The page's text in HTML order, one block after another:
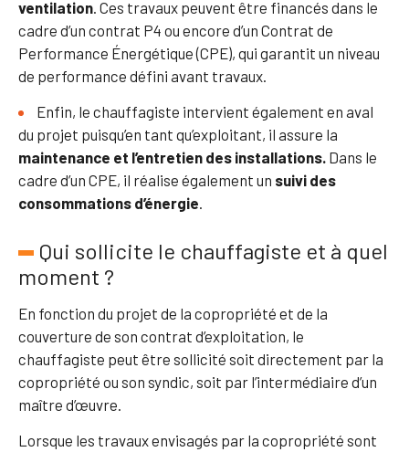
ventilation . Ces travaux peuvent être financés dans le
cadre d’un contrat P4 ou encore d’un Contrat de
Performance Énergétique (CPE), qui garantit un niveau
de performance défini avant travaux.
Enfin, le chauffagiste intervient également en aval
du projet puisqu’en tant qu’exploitant, il assure la
maintenance et l’entretien des installations. Dans le
cadre d’un CPE, il réalise également un suivi des
consommations d’énergie
Qui sollicite le chauffagiste et à quel
moment ?
En fonction du projet de la copropriété et de la
couverture de son contrat d’exploitation, le
chauffagiste peut être sollicité soit directement par la
copropriété ou son syndic, soit par l’intermédiaire d’un
maître d’œuvre.
Lorsque les travaux envisagés par la copropriété sont